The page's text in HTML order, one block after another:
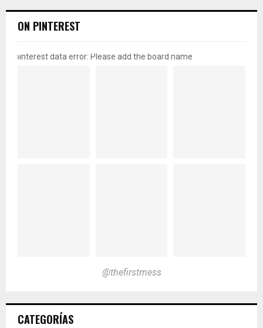
ON PINTEREST
pinterest data error: Please add the board name
@thefirstmess
CATEGORÍAS